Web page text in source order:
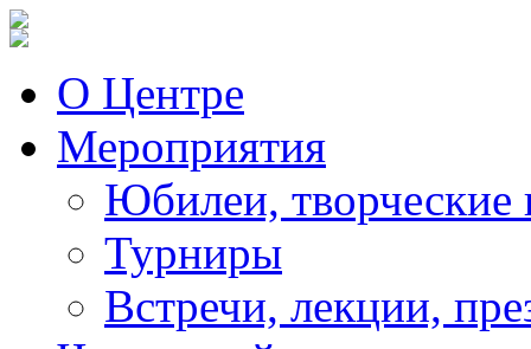
О Центре
Мероприятия
Юбилеи, творческие
Турниры
Встречи, лекции,